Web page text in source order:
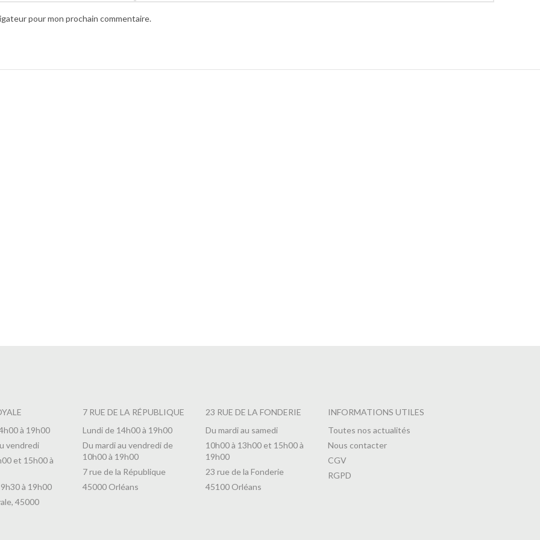
pour mon prochain commentaire.
à 19h00
vendredi
et 15h00 à
à 19h00
45000
7 RUE DE LA RÉPUBLIQUE
Lundi de 14h00 à 19h00
Du mardi au vendredi de
10h00 à 19h00
7 rue de la République
45000 Orléans
23 RUE DE LA FONDERIE
Du mardi au samedi
10h00 à 13h00 et 15h00 à
19h00
23 rue de la Fonderie
45100 Orléans
INFORMATIONS UTILES
Toutes nos actualités
Nous contacter
CGV
RGPD